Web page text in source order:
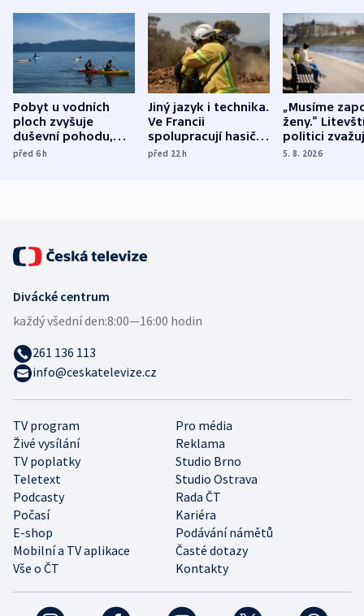
Pobyt u vodních
ploch zvyšuje
duševní pohodu,
ukázala
před 6h
Jiný jazyk i technika.
Ve Francii
spolupracují hasiči z
různých zemí
před 22h
„Musíme
ženy.“
politici
dohodu o
5. 8. 2026
TV program
Pro média
Živé vysílání
Reklama
TV poplatky
Studio Brno
Teletext
Studio Ostrava
Podcasty
Rada ČT
Počasí
Kariéra
E-shop
Podávání námětů
Mobilní a TV aplikace
Časté dotazy
Vše o ČT
Kontakty
Divácké centrum
každý všední den:8:00—16:00 hodin
261 136 113
info@ceskatelevize.cz